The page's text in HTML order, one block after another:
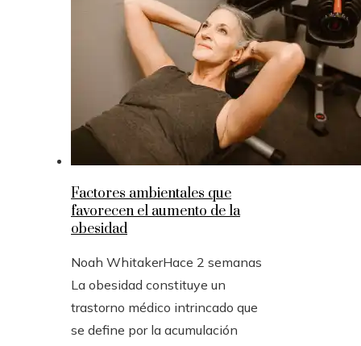
Factores ambientales que
favorecen el aumento de la
obesidad
Noah WhitakerHace 2 semanas
La obesidad constituye un
trastorno médico intrincado que
se define por la acumulación